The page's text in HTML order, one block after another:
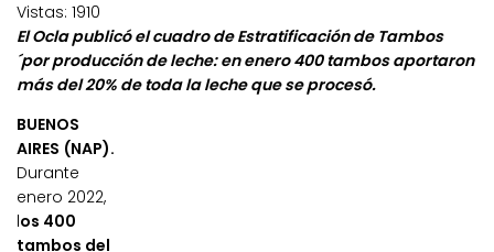
Vistas: 1910
El Ocla publicó el cuadro de Estratificación de Tambos
´por producción de leche: en enero 400 tambos aportaron
más del 20% de toda la leche que se procesó.
BUENOS
AIRES (NAP).
Durante
enero 2022,
los 400
tambos del